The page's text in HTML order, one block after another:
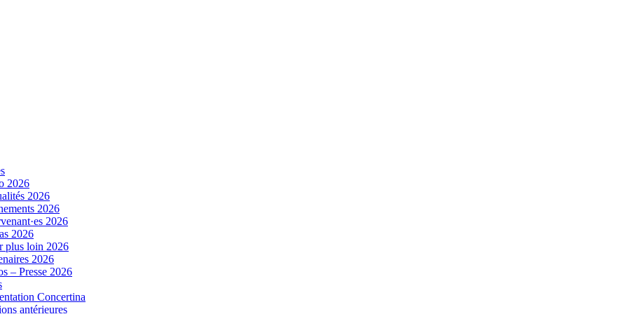
2026
2026
2026
2026
2026
plus loin 2026
2026
– Presse 2026
Concertina
antérieures